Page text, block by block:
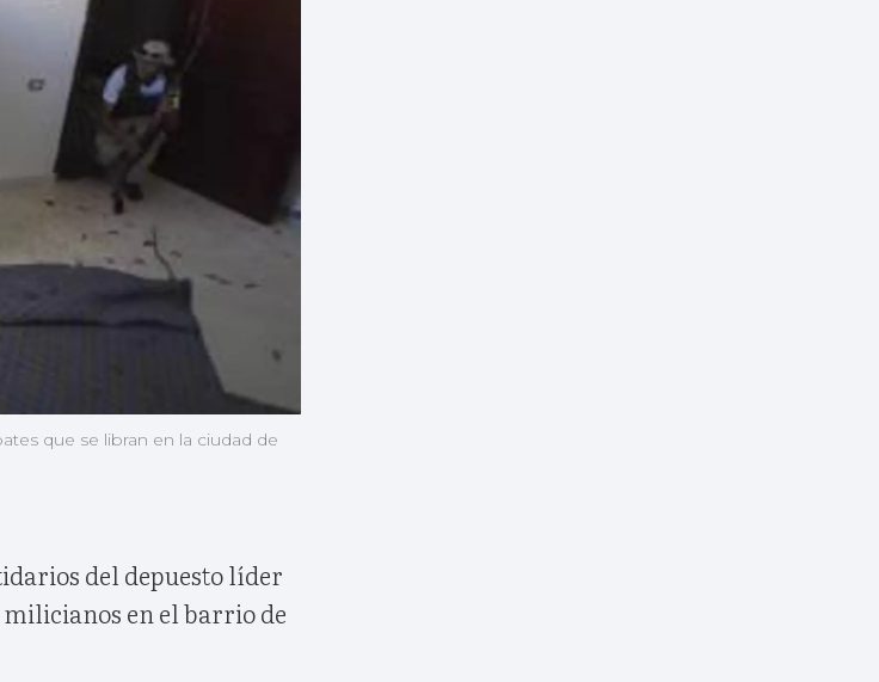
que se libran en la ciudad de
del depuesto líder
en el barrio de